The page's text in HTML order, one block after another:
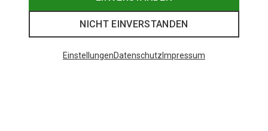
NICHT EINVERSTANDEN
EinstellungenDatenschutz Impressum